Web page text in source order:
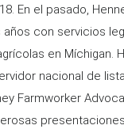
En el pasado,
años con servicios
en Míchigan.
nacional de
Farmworker